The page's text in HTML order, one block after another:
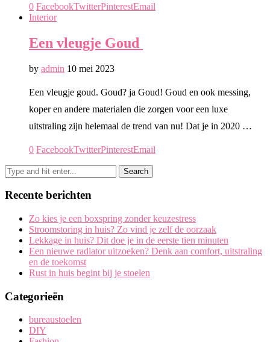
0 FacebookTwitterPinterestEmail
Interior
Een vleugje Goud
by admin 10 mei 2023
Een vleugje goud. Goud? ja Goud! Goud en ook messing,
koper en andere materialen die zorgen voor een luxe
uitstraling zijn helemaal de trend van nu! Dat je in 2020 …
0 FacebookTwitterPinterestEmail
Recente berichten
Zo kies je een boxspring zonder keuzestress
Stroomstoring in huis? Zo vind je zelf de oorzaak
Lekkage in huis? Dit doe je in de eerste tien minuten
Een nieuwe radiator uitzoeken? Denk aan comfort, uitstraling
en de toekomst
Rust in huis begint bij je stoelen
Categorieën
bureaustoelen
DIY